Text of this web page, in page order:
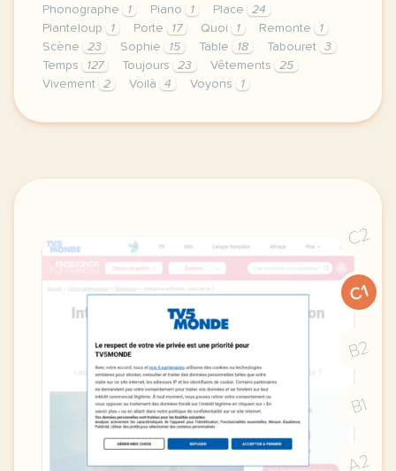
Phonographe
1 Piano 1 Place
24
Planteloup
1 Porte 17 Quoi 1 Remonte
1
Scène
23 Sophie 15 Table 18 Tabouret
3
Temps
127 Toujours 23 Vêtements
25
Vivement
2 Voilà 4 Voyons 1
didomi host didomi components button cursor
C2
C1
B2
B1
A2